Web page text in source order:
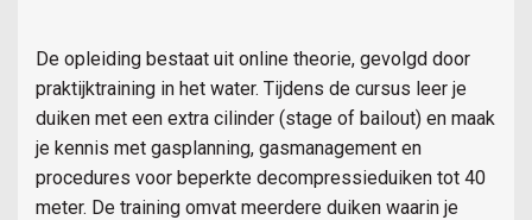
De opleiding bestaat uit online theorie, gevolgd door
praktijktraining in het water. Tijdens de cursus leer je
duiken met een extra cilinder (stage of bailout) en maak
je kennis met gasplanning, gasmanagement en
procedures voor beperkte decompressieduiken tot 40
meter. De training omvat meerdere duiken waarin je